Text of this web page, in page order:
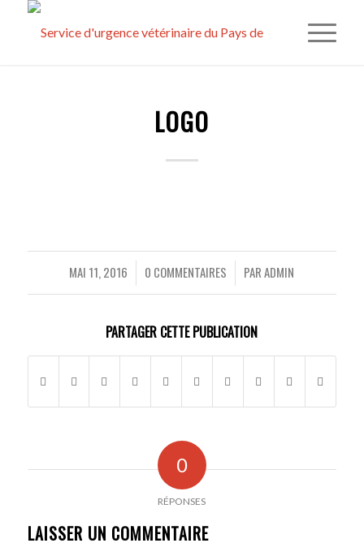
LOGO
MAI 11, 2016
/ 0 COMMENTAIRES
/ PARADMIN
PARTAGER CETTE PUBLICATION
0
RÉPONSES
LAISSER UN COMMENTAIRE